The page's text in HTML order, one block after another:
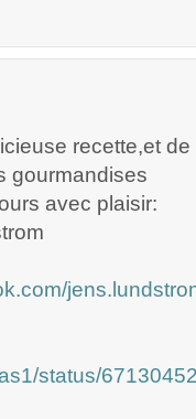
recette,et
gourmandises
avec plaisir:
status/